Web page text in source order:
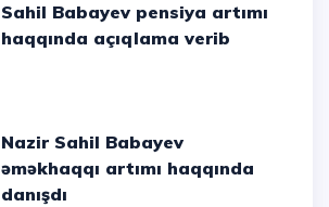
Sahil Babayev pensiya artımı
haqqında açıqlama verib
Nazir Sahil Babayev
əməkhaqqı artımı haqqında
danışdı